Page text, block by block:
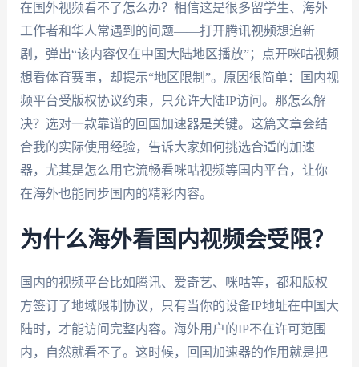
在国外视频看不了怎么办？相信这是很多留学生、海外
工作者和华人常遇到的问题——打开腾讯视频想追新
剧，弹出“该内容仅在中国大陆地区播放”；点开咪咕视频
想看体育赛事，却提示“地区限制”。原因很简单：国内视
频平台受版权协议约束，只允许大陆IP访问。那怎么解
决？选对一款靠谱的回国加速器是关键。这篇文章会结
合我的实际使用经验，告诉大家如何挑选合适的加速
器，尤其是怎么用它流畅看咪咕视频等国内平台，让你
在海外也能同步国内的精彩内容。
为什么海外看国内视频会受限？
国内的视频平台比如腾讯、爱奇艺、咪咕等，都和版权
方签订了地域限制协议，只有当你的设备IP地址在中国大
陆时，才能访问完整内容。海外用户的IP不在许可范围
内，自然就看不了。这时候，回国加速器的作用就是把